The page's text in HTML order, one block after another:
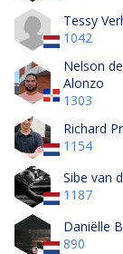
Tessy
1042
Nelson
Alonzo
1303
Richard
1154
Sibe van
1187
Daniëlle
890